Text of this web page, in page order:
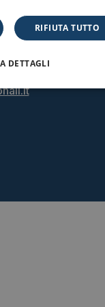
152
RIFIUTA TUTTO
DETTAGLI